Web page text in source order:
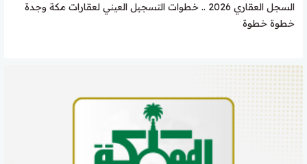
السجل العقاري 2026 .. خطوات التسجيل العيني لعقارات مكة وجدة
خطوة خطوة